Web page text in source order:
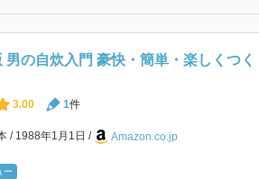
男の自炊入門 豪快・簡単・楽しくつく
3.00 1件
1988年1月1日 Amazon.co.jp
ー